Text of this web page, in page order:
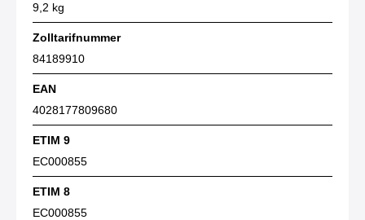
9,2 kg
Zolltarifnummer
84189910
EAN
4028177809680
ETIM 9
EC000855
ETIM 8
EC000855